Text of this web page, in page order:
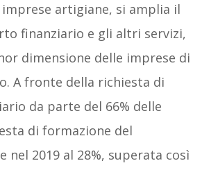
artigiane, si amplia il
finanziario e gli altri servizi,
dimensione delle imprese di
A fronte della richiesta di
da parte del 66% delle
di formazione del
nel 2019 al 28%, superata così